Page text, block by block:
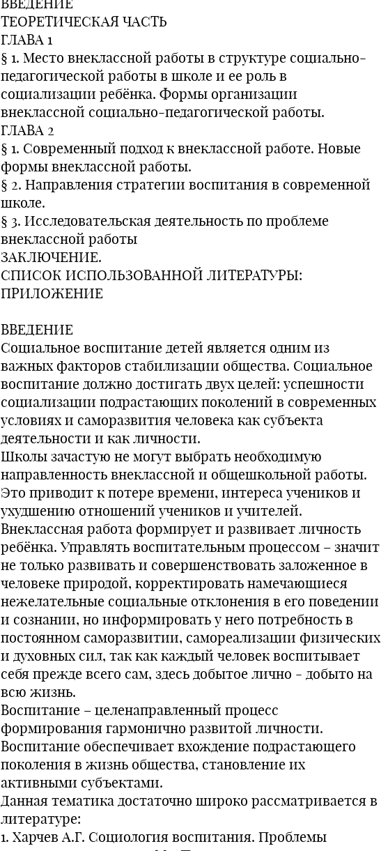
ТЕОРЕТИЧЕСКАЯ ЧАСТЬ
ГЛАВА 1
§ 1. Место внеклассной работы в структуре социально-
педагогической работы в школе и ее роль в
социализации ребёнка. Формы организации
внеклассной социально-педагогической работы.
ГЛАВА 2
§ 1. Современный подход к внеклассной работе. Новые
формы внеклассной работы.
§ 2. Направления стратегии воспитания в современной
школе.
§ 3. Исследовательская деятельность по проблеме
внеклассной работы
ЗАКЛЮЧЕНИЕ.
СПИСОК ИСПОЛЬЗОВАННОЙ ЛИТЕРАТУРЫ:
ПРИЛОЖЕНИЕ
ВВЕДЕНИЕ
Социальное воспитание детей является одним из
важных факторов стабилизации общества. Социальное
воспитание должно достигать двух целей: успешности
социализации подрастающих поколений в современных
условиях и саморазвития человека как субъекта
деятельности и как личности.
Школы зачастую не могут выбрать необходимую
направленность внеклассной и общешкольной работы.
Это приводит к потере времени, интереса учеников и
ухудшению отношений учеников и учителей.
Внеклассная работа формирует и развивает личность
ребёнка. Управлять воспитательным процессом – значит
не только развивать и совершенствовать заложенное в
человеке природой, корректировать намечающиеся
нежелательные социальные отклонения в его поведении
и сознании, но информировать у него потребность в
постоянном саморазвитии, самореализации физических
и духовных сил, так как каждый человек воспитывает
себя прежде всего сам, здесь добытое лично - добыто на
всю жизнь.
Воспитание – целенаправленный процесс
формирования гармонично развитой личности.
Воспитание обеспечивает вхождение подрастающего
поколения в жизнь общества, становление их
активными субъектами.
Данная тематика достаточно широко рассматривается в
литературе:
1. Харчев А.Г. Социология воспитания. Проблемы